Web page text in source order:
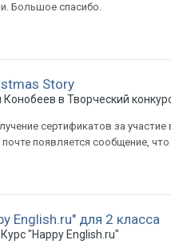
Большое спасибо.
Story
Конобеев в Творческий
сертификатов за
появляется сообщение,
English.ru" для 2 класса
Курс "Happy English.ru"